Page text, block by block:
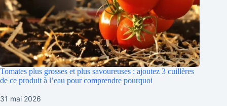
Tomates plus grosses et plus savoureuses : ajoutez 3 cuillères
de ce produit à l’eau pour comprendre pourquoi
31 mai 2026